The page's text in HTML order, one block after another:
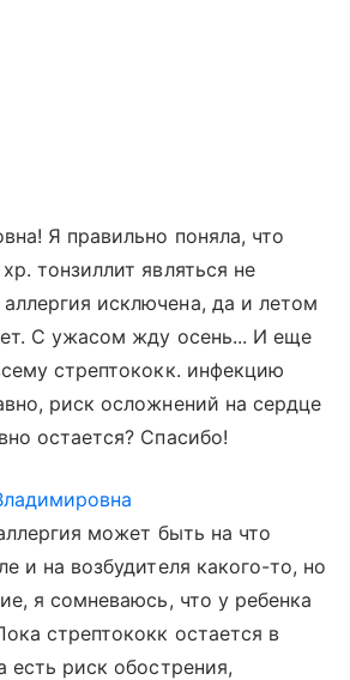
Я правильно поняла, что
тонзиллит являться не
исключена, да и летом
С ужасом жду осень... И еще
стрептококк. инфекцию
риск осложнений на сердце
остается? Спасибо!
может быть на что
и на возбудителя какого-то, но
я сомневаюсь, что у ребенка
стрептококк остается в
есть риск обострения,